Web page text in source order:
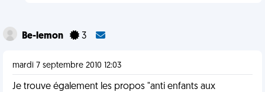
Be-lemon 3
mardi 7 septembre 2010 12:03
Je trouve également les propos "anti enfants aux